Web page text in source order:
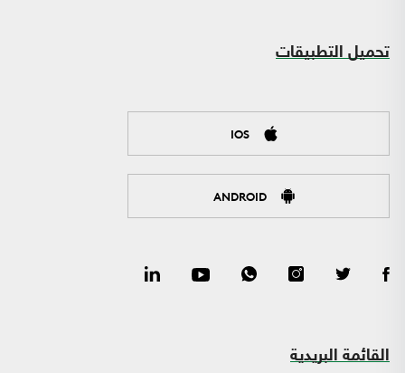
تحميل التطبيقات
IOS
ANDROID
القائمة البريدية